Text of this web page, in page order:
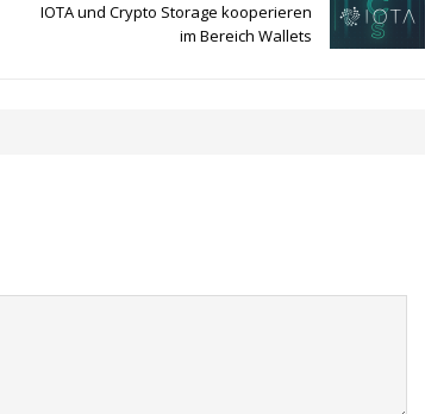
IOTA und Crypto Storage kooperieren
im Bereich Wallets